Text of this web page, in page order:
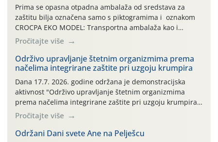
Prima se opasna otpadna ambalaža od sredstava za
zaštitu bilja označena samo s piktogramima i oznakom
CROCPA EKO MODEL: Transportna ambalaža kao i
ambalaža drugih proizvoda koji nisu sredstva za zaštitu
bilja (npr. ambalaža od mineralnih gnojiva,) se ne
prihvaća. Korisnicima je osiguran besplatni povrat
prazne ambalaže isključivo ovih tvrtki: AGROCHEM-MAKS,
AGRONOM, ALBAUGH TKI* (PINUS […]
Pročitajte više
Održivo upravljanje štetnim organizmima prema
načelima integrirane zaštite pri uzgoju krumpira
Dana 17.7. 2026. godine održana je demonstracijska
aktivnost "Održivo upravljanje štetnim organizmima
prema načelima integrirane zaštite pri uzgoju krumpira"
na pokusnom polju "Poredje", kraj naselja Belica (ARKOD
parcela ID 2445031) (središnji dio Međimurske županije).
Pročitajte više
Održani Dani svete Ane na Pelješcu